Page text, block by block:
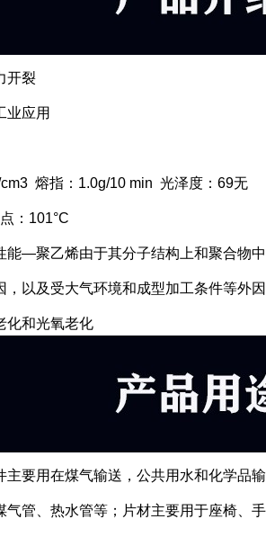
开裂
业应用
熔指：1.0g/10 min 光泽度：69无
：101°C
能―聚乙烯由于其分子结构上和聚合物中
，以及受大气环境和成型加工条件等外因
化和光氧老化
主要用在煤气输送，公共用水和化学品输
气管、热水管等；片材主要用于座椅、手